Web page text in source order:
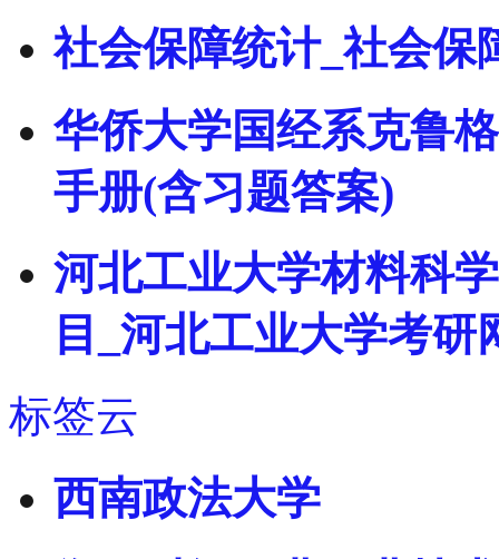
社会保障统计_社会保
华侨大学国经系克鲁
手册(含习题答案)
河北工业大学材料科
目_河北工业大学考研
标签云
西南政法大学